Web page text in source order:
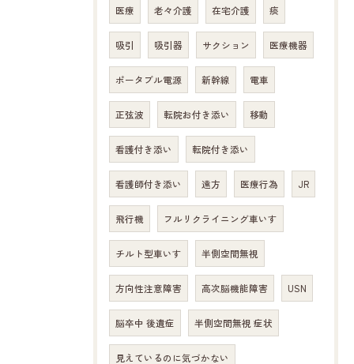
医療 老々介護 在宅介護 痰
吸引 吸引器 サクション 医療機器
ポータブル電源 新幹線 電車
正弦波 転院お付き添い 移動
看護付き添い 転院付き添い
看護師付き添い 遠方 医療行為 JR
飛行機 フルリクライニング車いす
チルト型車いす 半側空間無視
方向性注意障害 高次脳機能障害 USN
脳卒中 後遺症 半側空間無視 症状
見えているのに気づかない